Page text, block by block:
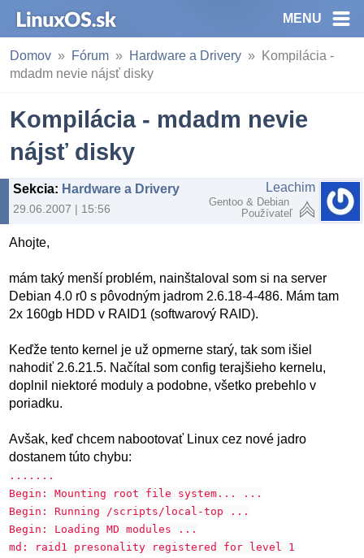
MENU
Domov Fórum Hardware a Drivery
Kompilácia -
mdadm nevie nájsť disky
Kompilácia - mdadm nevie
nájsť disky
Sekcia: Hardware a Drivery
29.06.2007 | 15:56
Leachim
Gentoo & Debian
Používateľ
Ahojte,
mám taký menší problém, nainštaloval som si na server
Debian 4.0 r0 s pôvodným jadrom 2.6.18-4-486. Mám tam
2x 160gb HDD v RAID1 (softwarový RAID).
Keďže tento kernel je už opmerne starý, tak som išiel
nahodiť 2.6.21.5. Načítal som config terajšieho kernelu,
doplnil niektoré moduly a podobne, všetko prebehlo v
poriadku.
Avšak, keď chcem nabootovať Linux cez nové jadro
dostanem túto chybu:
.......
Begin: Mounting root file system... ...
Begin: Running /scripts/local-top ...
Begin: Loading MD modules ...
md: raid1 presonality registered for level 1